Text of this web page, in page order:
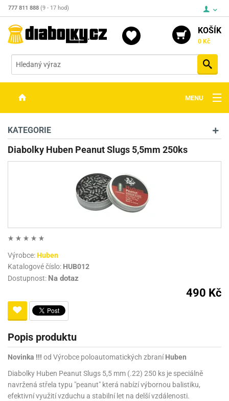
777 811 888 (9 - 17 hod)
KOŠÍK
0 Kč
MENU
OPTIKA
STŘELIVO
KONTAKTY
KATEGORIE
Diabolky Huben Peanut Slugs 5,5mm 250ks
Výrobce:Huben
Katalogové číslo: HUB012
Dostupnost: Na dotaz
490 Kč
Popis produktu
Novinka !!! od Výrobce poloautomatických zbraníHuben
Diabolky Huben Peanut Slugs 5,5 mm (.22) 250 ks je speciálně
navržená střela typu "peanut" která nabízí výbornou balistiku,
efektivní využití vzduchu a stabilní let na delší vzdálenosti.